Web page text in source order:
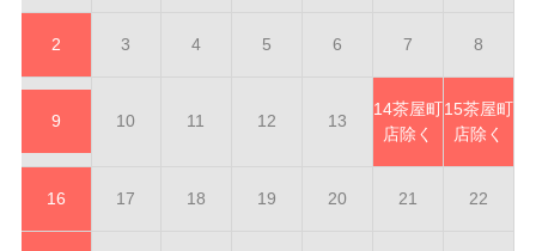
2 3 4 5 6 7 8
9 10 11 12 13
14茶屋町
店除く
15茶屋町
店除く
16 17 18 19 20 21 22